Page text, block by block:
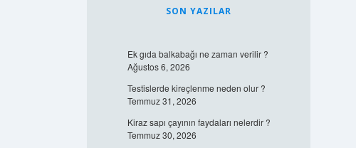
SON YAZILAR
Ek gıda balkabağı ne zaman verilir ?
Ağustos 6, 2026
Testislerde kireçlenme neden olur ?
Temmuz 31, 2026
Kiraz sapı çayının faydaları nelerdir ?
Temmuz 30, 2026